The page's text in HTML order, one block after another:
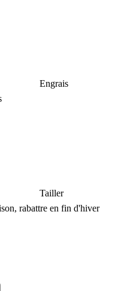
Engrais
Tailler
rabattre en fin d'hiver